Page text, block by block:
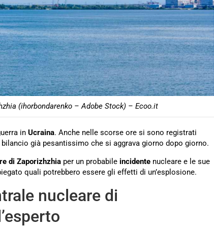
(ihorbondarenko – Adobe Stock) – Ecoo.it
in Ucraina. Anche nelle scorse ore si sono registrati
già pesantissimo che si aggrava giorno dopo giorno.
di Zaporizhzhia per un probabile incidente nucleare e le sue
quali potrebbero essere gli effetti di un’esplosione.
nucleare di